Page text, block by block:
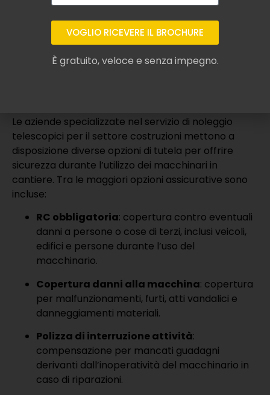
Assicurazione per
sollevatore telescopico
Merlo a Venosa o simili
Le aziende specializzate nel servizio di noleggio
telescopici per il settore costruzioni mettono a
disposizione diverse opzioni di tutela per offrire
sicurezza durante l’utilizzo dei macchinari in
cantiere. Tra le maggiori opzioni assicurative sono
incluse:
RC obbligatoria: copertura contro eventuali
danni a persone o cose di terzi, inclusi veicoli,
edifici e persone durante l’uso del
macchinario.
Copertura danni alla macchina: copertura
per malfunzionamenti, furti, atti vandalici e
danneggiamenti materiali.
Polizza di interruzione attività:
compensazione per mancati guadagni
derivanti dall’inoperatività del macchinario in
caso di riparazioni.
VOGLIO RICEVERE IL BROCHURE
È gratuito, veloce e senza impegno.